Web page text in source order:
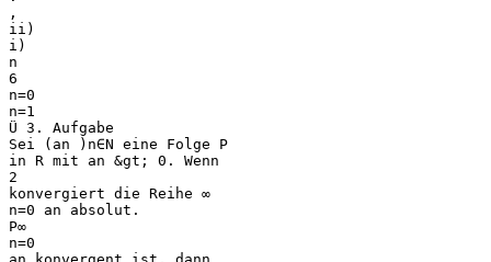
,
ii)
i)
n
6
n=0
n=1
Ü 3. Aufgabe
Sei (an )n∈N eine Folge P
in R mit an &gt; 0. Wenn
2
konvergiert die Reihe ∞
n=0 an absolut.
P∞
n=0